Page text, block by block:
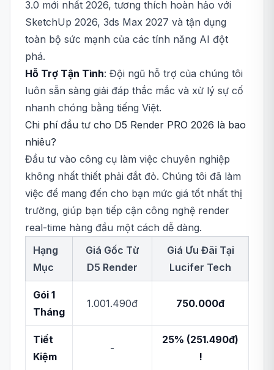
3.0 mới nhất 2026, tương thích hoàn hảo với
SketchUp 2026, 3ds Max 2027 và tận dụng
toàn bộ sức mạnh của các tính năng AI đột
phá.
Hỗ Trợ Tận Tình: Đội ngũ hỗ trợ của chúng tôi
luôn sẵn sàng giải đáp thắc mắc và xử lý sự cố
nhanh chóng bằng tiếng Việt.
Chi phí đầu tư cho D5 Render PRO 2026 là bao
nhiêu?
Đầu tư vào công cụ làm việc chuyên nghiệp
không nhất thiết phải đắt đỏ. Chúng tôi đã làm
việc để mang đến cho bạn mức giá tốt nhất thị
trường, giúp bạn tiếp cận công nghệ render
real-time hàng đầu một cách dễ dàng.
Hạng
Mục
Giá Gốc Từ
D5 Render
Giá Ưu Đãi Tại
Lucifer Tech
Gói 1
Tháng
1.001.490đ 750.000đ
Tiết
Kiệm
-
25% (251.490đ)
!